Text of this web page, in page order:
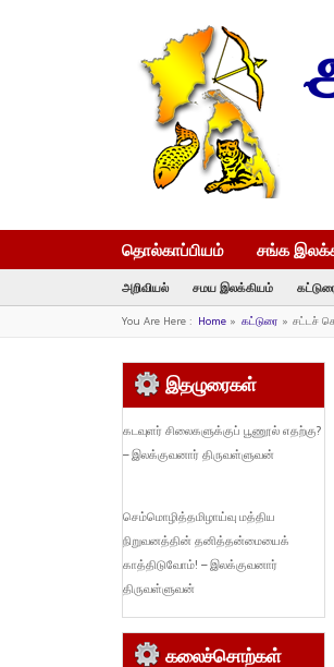
தொல்காப்பியம் சங்க
அறிவியல் சமய இலக்கியம்
You Are Here : Home» கட்டுரை » சட்டச்
இதழுரைகள்
கடவுளர் சிலைகளுக்குப் பூணூல் எதற்கு?
– இலக்குவனார் திருவள்ளுவன்
செம்மொழித்தமிழாய்வு மத்திய
நிறுவனத்தின் தனித்தன்மையைக்
காத்திடுவோம்! – இலக்குவனார்
திருவள்ளுவன்
கலைச்சொற்கள்